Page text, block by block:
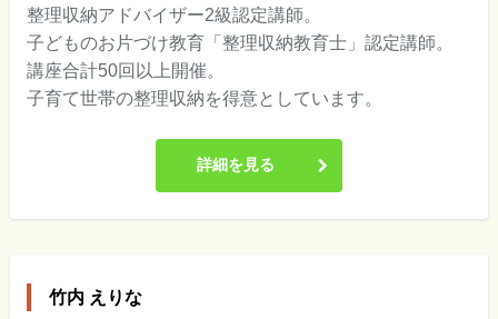
整理収納アドバイザー2級認定講師。
子どものお片づけ教育「整理収納教育士」認定講師。
講座合計50回以上開催。
子育て世帯の整理収納を得意としています。
詳細を見る
竹内 えりな